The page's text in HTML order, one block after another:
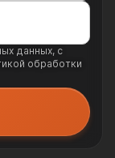
данных, с
обработки